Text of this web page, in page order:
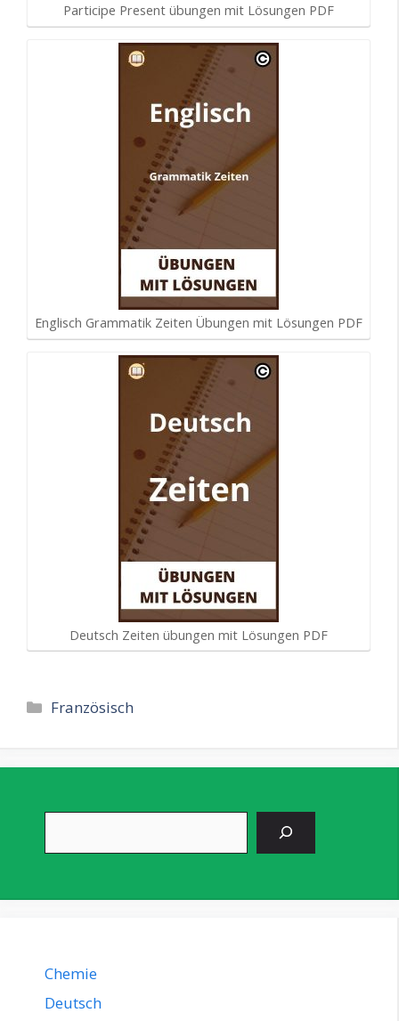
Participe Present übungen mit Lösungen PDF
Englisch Grammatik Zeiten Übungen mit Lösungen PDF
Deutsch Zeiten übungen mit Lösungen PDF
Kategorien
Französisch
Chemie
Deutsch